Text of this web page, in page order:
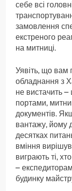
себе всі
замовлення
екстреного
на митниці.
Уявіть, що вам
обладнання з
не вистачить
портами,
документів.
вантажу, йому
десятках
вміння
виграють ті,
–
будинку